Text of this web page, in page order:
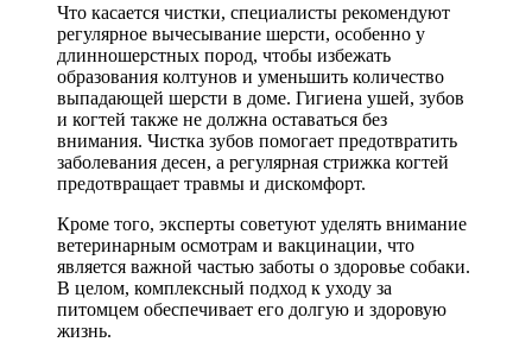
Что касается чистки, специалисты рекомендуют
регулярное вычесывание шерсти, особенно у
длинношерстных пород, чтобы избежать
образования колтунов и уменьшить количество
выпадающей шерсти в доме. Гигиена ушей, зубов
и когтей также не должна оставаться без
внимания. Чистка зубов помогает предотвратить
заболевания десен, а регулярная стрижка когтей
предотвращает травмы и дискомфорт.
Кроме того, эксперты советуют уделять внимание
ветеринарным осмотрам и вакцинации, что
является важной частью заботы о здоровье собаки.
В целом, комплексный подход к уходу за
питомцем обеспечивает его долгую и здоровую
жизнь.